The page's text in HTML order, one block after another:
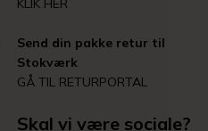
KLIK HER
Send din pakke retur til
Stokværk
GÅ TIL RETURPORTAL
Skal vi være sociale?